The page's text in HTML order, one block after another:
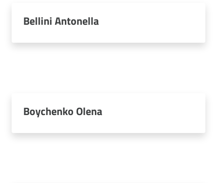
Bellini Antonella
Boychenko Olena